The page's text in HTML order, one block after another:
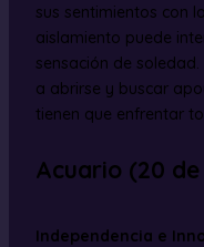
sus sentimientos con
aislamiento puede
sensación de
a abrirse y buscar
tienen que enfrentar
Acuario (20
Independencia e